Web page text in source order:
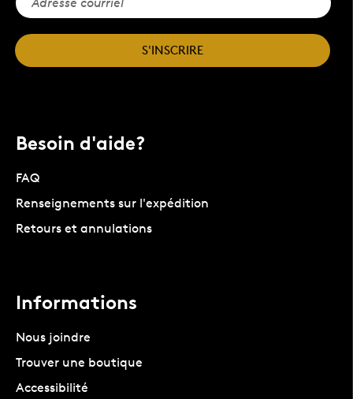
S'INSCRIRE
Besoin d'aide?
FAQ
Renseignements sur l'expédition
Retours et annulations
Informations
Nous joindre
Trouver une boutique
Accessibilité